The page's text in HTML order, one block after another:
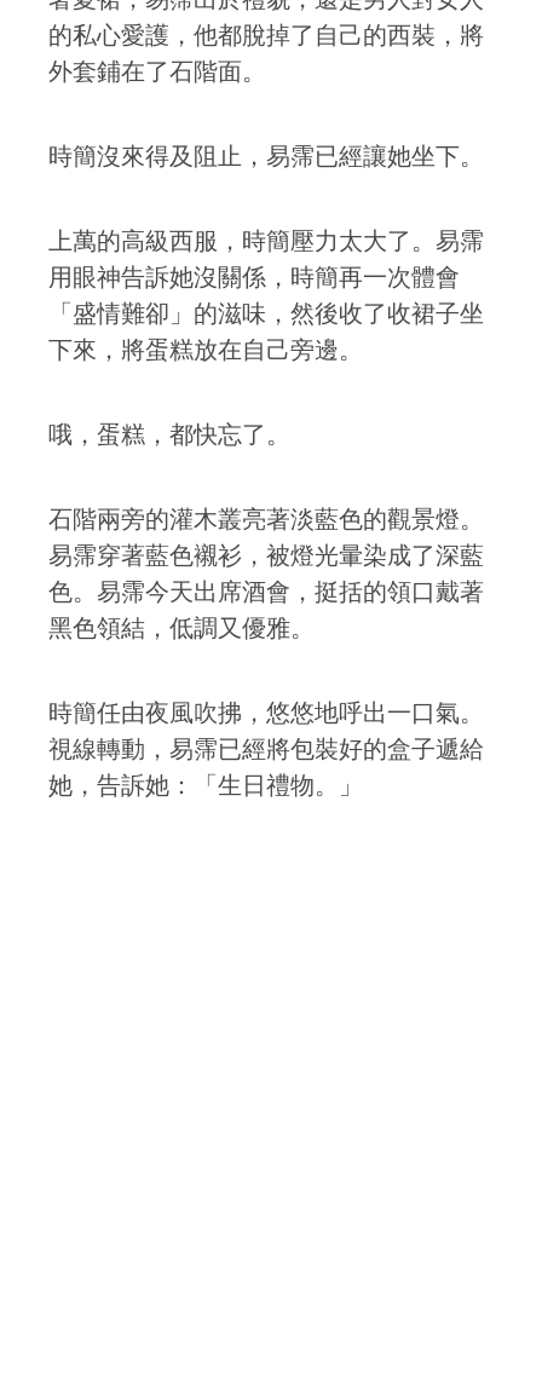
的私心愛護，他都脫掉了自己的西裝，將
外套鋪在了石階面。
時簡沒來得及阻止，易霈已經讓她坐下。
上萬的高級西服，時簡壓力太大了。易霈
用眼神告訴她沒關係，時簡再一次體會
「盛情難卻」的滋味，然後收了收裙子坐
下來，將蛋糕放在自己旁邊。
哦，蛋糕，都快忘了。
石階兩旁的灌木叢亮著淡藍色的觀景燈。
易霈穿著藍色襯衫，被燈光暈染成了深藍
色。易霈今天出席酒會，挺括的領口戴著
黑色領結，低調又優雅。
時簡任由夜風吹拂，悠悠地呼出一口氣。
視線轉動，易霈已經將包裝好的盒子遞給
她，告訴她：「生日禮物。」